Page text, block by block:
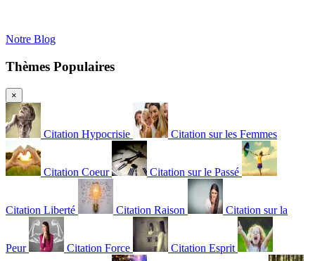
Notre Blog
Thèmes Populaires
×
Citation Hypocrisie Citation sur les Femmes
Citation Coeur Citation sur le Passé
Citation Liberté Citation Raison Citation sur la
Peur Citation Force Citation Esprit